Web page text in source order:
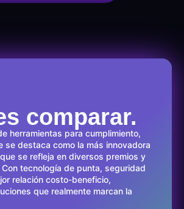
comparar.
herramientas para cumplimiento,
se destaca como la más innovadora
se refleja en diversos premios y
tecnología de punta, seguridad
relación costo-beneficio,
que realmente marcan la